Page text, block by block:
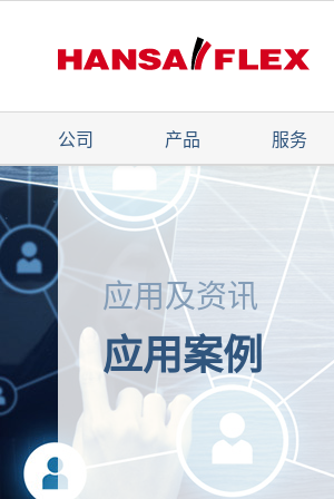
公司 产品 服务
应用及资讯
应用案例